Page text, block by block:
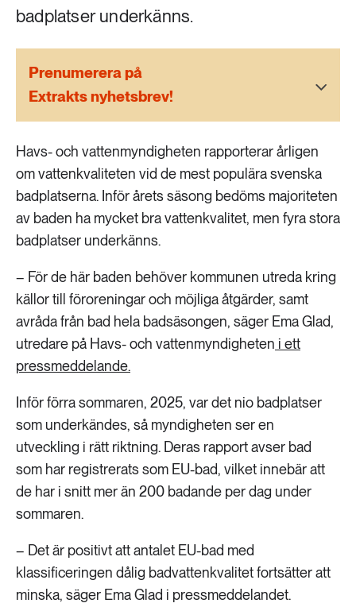
Social hållbarhet
189 ARTIKLAR
Vatten
badplatser underkänns.
Prenumerera på
Extrakts nyhetsbrev!
Havs- och vattenmyndigheten rapporterar årligen
om vattenkvaliteten vid de mest populära svenska
badplatserna. Inför årets säsong bedöms majoriteten
av baden ha mycket bra vattenkvalitet, men fyra stora
badplatser underkänns.
– För de här baden behöver kommunen utreda kring
källor till föroreningar och möjliga åtgärder, samt
avråda från bad hela badsäsongen, säger Ema Glad,
utredare på Havs- och vattenmyndigheten i ett
pressmeddelande.
Inför förra sommaren, 2025, var det nio badplatser
som underkändes, så myndigheten ser en
utveckling i rätt riktning. Deras rapport avser bad
som har registrerats som EU-bad, vilket innebär att
de har i snitt mer än 200 badande per dag under
sommaren.
– Det är positivt att antalet EU-bad med
klassificeringen dålig badvattenkvalitet fortsätter att
minska, säger Ema Glad i pressmeddelandet.